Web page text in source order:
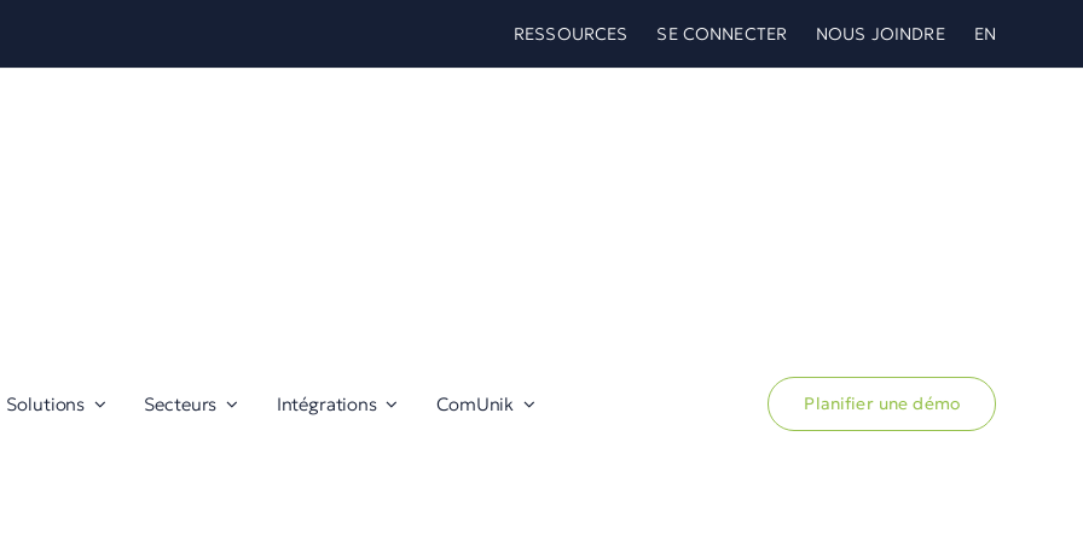
RESSOURCES SE CONNECTER NOUS JOINDRE EN
Solutions Secteurs Intégrations ComUnik Planifier une démo